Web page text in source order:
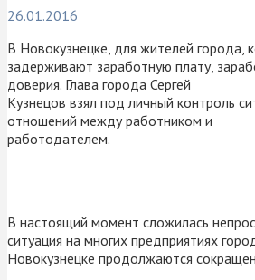
26.01.2016
В Новокузнецке, для жителей города,
задерживают заработную плату,
доверия. Глава города Сергей
Кузнецов взял под личный контроль
отношений между работником и
работодателем.
В настоящий момент сложилась
ситуация на многих предприятиях
Новокузнецке продолжаются